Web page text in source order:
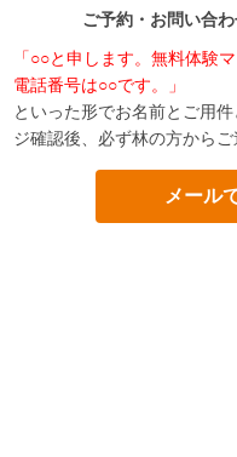
ご予約・お問い合
「○○と申します。無料体験
電話番号は○○です。」
といった形でお名前とご用
ジ確認後、必ず林の方からご
メール